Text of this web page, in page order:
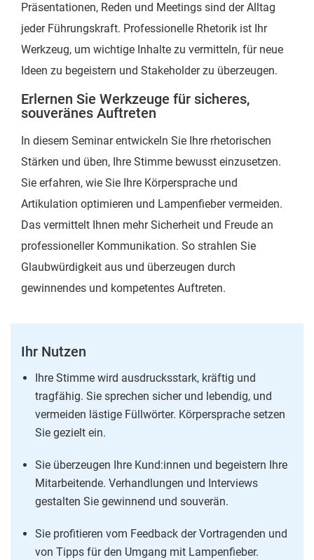
Präsentationen, Reden und Meetings sind der Alltag
jeder Führungskraft. Professionelle Rhetorik ist Ihr
Werkzeug, um wichtige Inhalte zu vermitteln, für neue
Ideen zu begeistern und Stakeholder zu überzeugen.
Erlernen Sie Werkzeuge für sicheres,
souveränes Auftreten
In diesem Seminar entwickeln Sie Ihre rhetorischen
Stärken und üben, Ihre Stimme bewusst einzusetzen.
Sie erfahren, wie Sie Ihre Körpersprache und
Artikulation optimieren und Lampenfieber vermeiden.
Das vermittelt Ihnen mehr Sicherheit und Freude an
professioneller Kommunikation. So strahlen Sie
Glaubwürdigkeit aus und überzeugen durch
gewinnendes und kompetentes Auftreten.
Ihr Nutzen
Ihre Stimme wird ausdrucksstark, kräftig und
tragfähig. Sie sprechen sicher und lebendig, und
vermeiden lästige Füllwörter. Körpersprache setzen
Sie gezielt ein.
Sie überzeugen Ihre Kund:innen und begeistern Ihre
Mitarbeitende. Verhandlungen und Interviews
gestalten Sie gewinnend und souverän.
Sie profitieren vom Feedback der Vortragenden und
von Tipps für den Umgang mit Lampenfieber.